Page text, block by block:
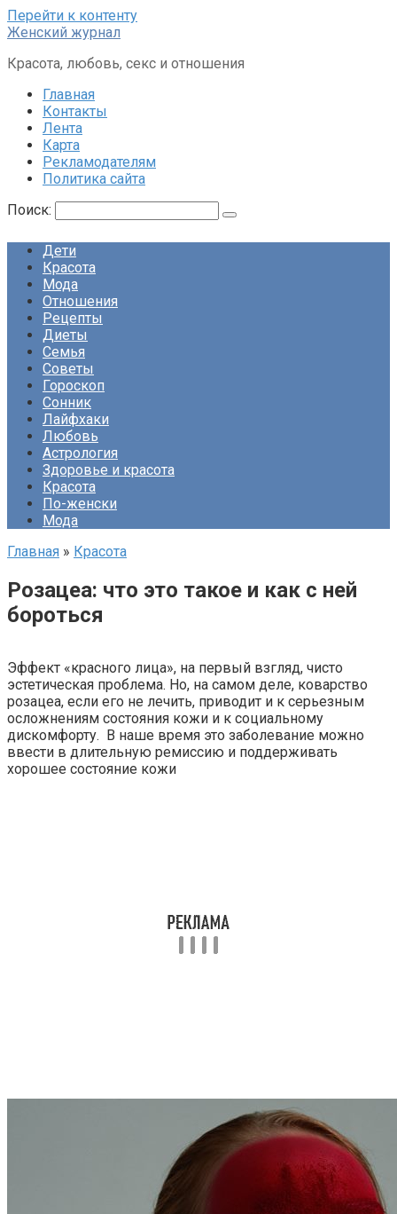
Перейти к контенту
Женский журнал
Красота, любовь, секс и отношения
Главная
Контакты
Лента
Карта
Рекламодателям
Политика сайта
Поиск:
Дети
Красота
Мода
Отношения
Рецепты
Диеты
Семья
Советы
Гороскоп
Сонник
Лайфхаки
Любовь
Астрология
Здоровье и красота
Красота
По-женски
Мода
Главная » Красота
Розацеа: что это такое и как с ней
бороться
Эффект «красного лица», на первый взгляд, чисто
эстетическая проблема. Но, на самом деле, коварство
розацеа, если его не лечить, приводит и к серьезным
осложнениям состояния кожи и к социальному
дискомфорту. В наше время это заболевание можно
ввести в длительную ремиссию и поддерживать
хорошее состояние кожи